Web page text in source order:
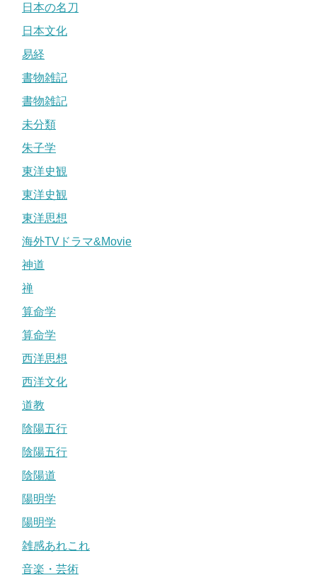
日本の名刀
日本文化
易経
書物雑記
書物雑記
未分類
朱子学
東洋史観
東洋史観
東洋思想
海外TVドラマ&Movie
神道
禅
算命学
算命学
西洋思想
西洋文化
道教
陰陽五行
陰陽五行
陰陽道
陽明学
陽明学
雑感あれこれ
音楽・芸術